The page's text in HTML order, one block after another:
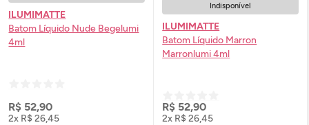
ILUMIMATTE
Batom Líquido Nude Begelumi
4ml
R$ 52,90
2x R$ 26,45
Indisponível
ILUMIMATTE
Batom Líquido Marron
Marronlumi 4ml
R$ 52,90
2x R$ 26,45